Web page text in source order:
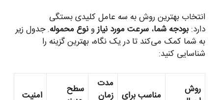
انتخاب بهترین روش به سه عامل کلیدی بستگی
دارد: بودجه شما، سرعت مورد نیازونوع محموله. جدول زیر
به شما کمک می‌کند تا در یک نگاه، بهترین گزینه را
شناسایی کنید:
روش
مناسب برای
مدت
زمان
سطح
امنیت